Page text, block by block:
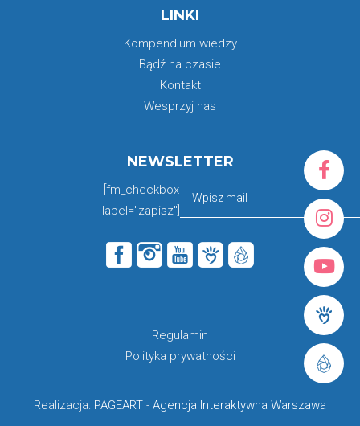
LINKI
Kompendium wiedzy
Bądź na czasie
Kontakt
Wesprzyj nas
NEWSLETTER
[fm_checkbox
label="zapisz"]
Realizacja: PAGEART - Agencja Interaktywna Warszawa
Regulamin
Polityka prywatności